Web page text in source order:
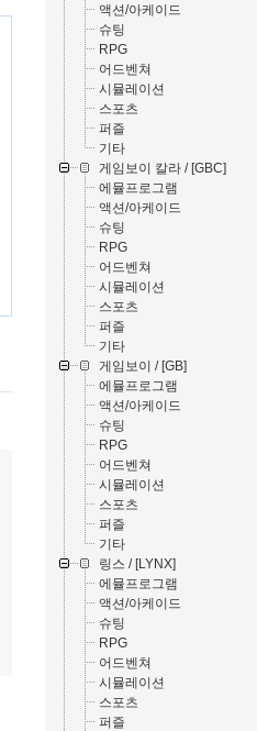
액션/아케이드
슈팅
RPG
어드벤쳐
시뮬레이션
스포츠
퍼즐
기타
게임보이 칼라 / [GBC]
에뮬프로그램
액션/아케이드
슈팅
RPG
어드벤쳐
시뮬레이션
스포츠
퍼즐
기타
게임보이 / [GB]
에뮬프로그램
액션/아케이드
슈팅
RPG
어드벤쳐
시뮬레이션
스포츠
퍼즐
기타
링스 / [LYNX]
에뮬프로그램
액션/아케이드
슈팅
RPG
어드벤쳐
시뮬레이션
스포츠
퍼즐